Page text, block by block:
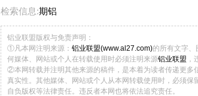
检索信息:期铝
铝业联盟版权与免责声明：
①凡本网注明来源： 铝业联盟(www.al27.com)的所有文字、
何媒体、网站或个人在转载使用时必须注明来源铝业联盟 ，
②本网转载并注明其他来源的稿件，是本着为读者传递更多
真实性。其他媒体、网站或个人从本网转载使用时，必须
自负版权等法律责任。违反者本网也将依法追究责任。